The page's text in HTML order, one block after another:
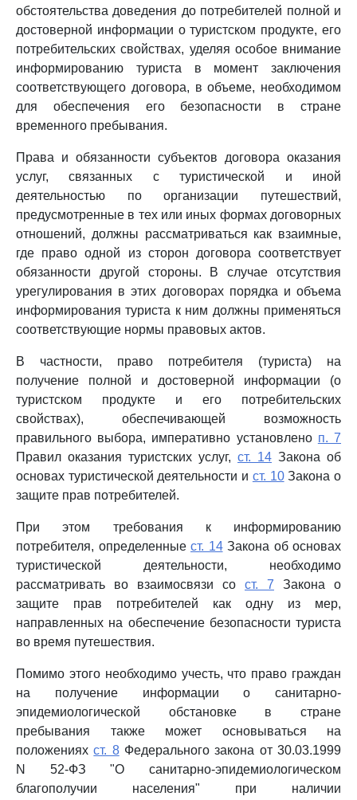
обстоятельства доведения до потребителей полной и
достоверной информации о туристском продукте, его
потребительских свойствах, уделяя особое внимание
информированию туриста в момент заключения
соответствующего договора, в объеме, необходимом
для обеспечения его безопасности в стране
временного пребывания.
Права и обязанности субъектов договора оказания
услуг, связанных с туристической и иной
деятельностью по организации путешествий,
предусмотренные в тех или иных формах договорных
отношений, должны рассматриваться как взаимные,
где право одной из сторон договора соответствует
обязанности другой стороны. В случае отсутствия
урегулирования в этих договорах порядка и объема
информирования туриста к ним должны применяться
соответствующие нормы правовых актов.
В частности, право потребителя (туриста) на
получение полной и достоверной информации (о
туристском продукте и его потребительских
свойствах), обеспечивающей возможность
правильного выбора, императивно установлено п. 7
Правил оказания туристских услуг, ст. 14 Закона об
основах туристической деятельности и ст. 10Закона о
защите прав потребителей.
При этом требования к информированию
потребителя, определенные ст. 14Закона об основах
туристической деятельности, необходимо
рассматривать во взаимосвязи со ст. 7 Закона о
защите прав потребителей как одну из мер,
направленных на обеспечение безопасности туриста
во время путешествия.
Помимо этого необходимо учесть, что право граждан
на получение информации о санитарно-
эпидемиологической обстановке в стране
пребывания также может основываться на
положенияхст. 8Федерального закона от 30.03.1999
N 52-ФЗ "О санитарно-эпидемиологическом
благополучии населения" при наличии